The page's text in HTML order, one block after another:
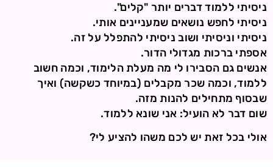
ניסיתי ללמוד דברים יותר "קלים".
ניסיתי לחפש נושאים שמעניינים אותי.
ניסיתי וניסיתי ושוב ניסיתי להתפלל על זה.
אספתי ברכות מגדולי הדור.
אנשים גם הסבירו לי מה מעלת הלימוד, וכמה חשוב
ללמוד, וכמה שכר מקבלים (במיוחד כשקשה) ואיך
שבסוף מתחילים להנות מזה.
שום דבר לא הועיל: אני שונא ללמוד.
אולי בכל זאת יש לכם משהו להציע לי?